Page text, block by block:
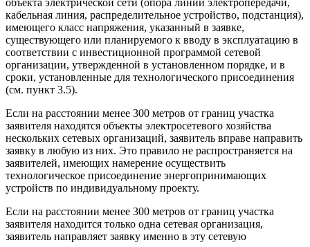
кабельная линия, распределительное устройство, подстанция),
имеющего класс напряжения, указанный в заявке,
существующего или планируемого к вводу в эксплуатацию в
соответствии с инвестиционной программой сетевой
организации, утвержденной в установленном порядке, и в
сроки, установленные для технологического присоединения
(см. пункт 3.5).
Если на расстоянии менее 300 метров от границ участка
заявителя находятся объекты электросетевого хозяйства
нескольких сетевых организаций, заявитель вправе направить
заявку в любую из них. Это правило не распространяется на
заявителей, имеющих намерение осуществить
технологическое присоединение энергопринимающих
устройств по индивидуальному проекту.
Если на расстоянии менее 300 метров от границ участка
заявителя находится только одна сетевая организация,
заявитель направляет заявку именно в эту сетевую